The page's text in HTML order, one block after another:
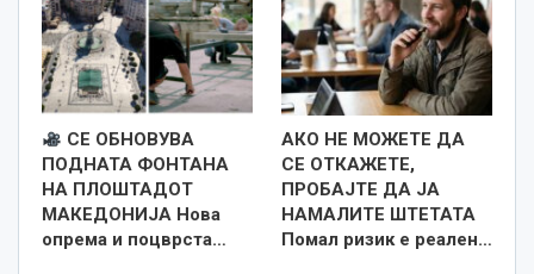
СЕ ОБНОВУВА
ПОДНАТА ФОНТАНА
НА ПЛОШТАДОТ
МАКЕДОНИЈА Нова
опрема и поцврста…
АКО НЕ МОЖЕТЕ ДА
СЕ ОТКАЖЕТЕ,
ПРОБАЈТЕ ДА ЈА
НАМАЛИТЕ ШТЕТАТА
Помал ризик е реален…